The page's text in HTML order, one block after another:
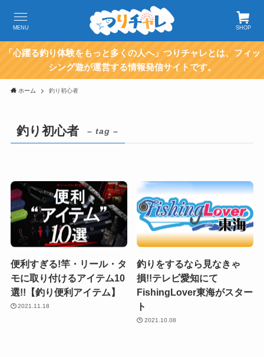
SHOP
MENU
「心躍る釣り体験をもっと多くの人へ」つりチャレとは、フィッ
シング遊が運営する情報発信サイトです。
ホーム 釣り初心者
釣り初心者 – tag –
便利すぎる!竿・リール・タ
モに取り付けるアイテム10
選!!【釣り便利アイテム】
2021.11.18
釣りをするなら見なきゃ
損!!テレビ愛知にて
FishingLover東海がスター
ト
2021.10.08